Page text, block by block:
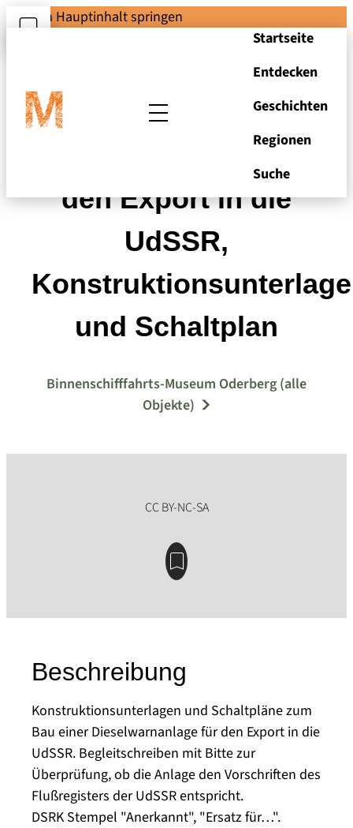
Zum Hauptinhalt springen
Startseite
Entdecken
Geschichten
Regionen
Suche
Dieselwarnanlage für
den Export in die
UdSSR,
Konstruktionsunterlage
und Schaltplan
Binnenschifffahrts-Museum Oderberg (alle
Objekte)
Beschreibung
Konstruktionsunterlagen und Schaltpläne zum
Bau einer Dieselwarnanlage für den Export in die
UdSSR. Begleitschreiben mit Bitte zur
Überprüfung, ob die Anlage den Vorschriften des
Flußregisters der UdSSR entspricht.
DSRK Stempel "Anerkannt", "Ersatz für…".